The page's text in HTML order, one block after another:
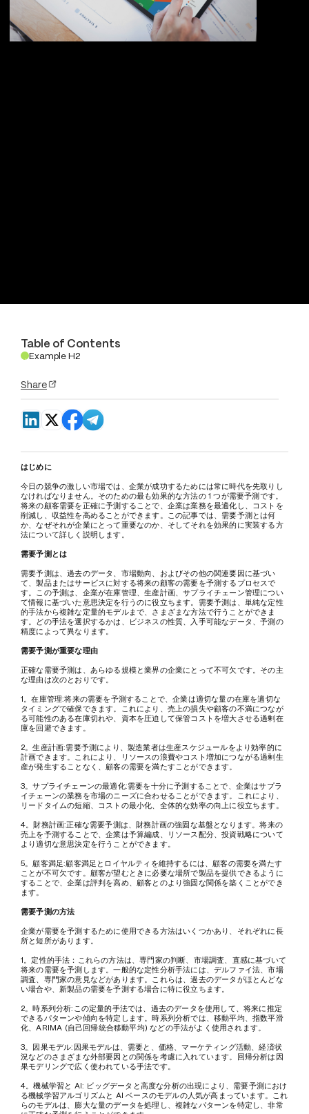
Table of Contents
.Example H2
Share
はじめに
今日の競争の激しい市場では、企業が成功するためには常に時代を先取りし
なければなりません。そのための最も効果的な方法の 1 つが需要予測です。
将来の顧客需要を正確に予測することで、企業は業務を最適化し、コストを
削減し、収益性を高めることができます。この記事では、需要予測とは何
か、なぜそれが企業にとって重要なのか、そしてそれを効果的に実装する方
法について詳しく説明します。
需要予測とは
需要予測は、過去のデータ、市場動向、およびその他の関連要因に基づい
て、製品またはサービスに対する将来の顧客の需要を予測するプロセスで
す。この予測は、企業が在庫管理、生産計画、サプライチェーン管理につい
て情報に基づいた意思決定を行うのに役立ちます。需要予測は、単純な定性
的手法から複雑な定量的モデルまで、さまざまな方法で行うことができま
す。どの手法を選択するかは、ビジネスの性質、入手可能なデータ、予測の
精度によって異なります。
需要予測が重要な理由
正確な需要予測は、あらゆる規模と業界の企業にとって不可欠です。その主
な理由は次のとおりです。
1。在庫管理:将来の需要を予測することで、企業は適切な量の在庫を適切な
タイミングで確保できます。これにより、売上の損失や顧客の不満につなが
る可能性のある在庫切れや、資本を圧迫して保管コストを増大させる過剰在
庫を回避できます。
2。生産計画:需要予測により、製造業者は生産スケジュールをより効率的に
計画できます。これにより、リソースの浪費やコスト増加につながる過剰生
産が発生することなく、顧客の需要を満たすことができます。
3。サプライチェーンの最適化:需要を十分に予測することで、企業はサプラ
イチェーンの業務を市場のニーズに合わせることができます。これにより、
リードタイムの短縮、コストの最小化、全体的な効率の向上に役立ちます。
4。財務計画:正確な需要予測は、財務計画の強固な基盤となります。将来の
売上を予測することで、企業は予算編成、リソース配分、投資戦略について
より適切な意思決定を行うことができます。
5。顧客満足:顧客満足とロイヤルティを維持するには、顧客の需要を満たす
ことが不可欠です。顧客が望むときに必要な場所で製品を提供できるように
することで、企業は評判を高め、顧客とのより強固な関係を築くことができ
ます。
需要予測の方法
企業が需要を予測するために使用できる方法はいくつかあり、それぞれに長
所と短所があります。
1。定性的手法：これらの方法は、専門家の判断、市場調査、直感に基づいて
将来の需要を予測します。一般的な定性分析手法には、デルファイ法、市場
調査、専門家の意見などがあります。これらは、過去のデータがほとんどな
い場合や、新製品の需要を予測する場合に特に役立ちます。
2。時系列分析:この定量的手法では、過去のデータを使用して、将来に推定
できるパターンや傾向を特定します。時系列分析では、移動平均、指数平滑
化、ARIMA (自己回帰統合移動平均) などの手法がよく使用されます。
3。因果モデル:因果モデルは、需要と、価格、マーケティング活動、経済状
況などのさまざまな外部要因との関係を考慮に入れています。回帰分析は因
果モデリングで広く使われている手法です。
4。機械学習と AI: ビッグデータと高度な分析の出現により、需要予測におけ
る機械学習アルゴリズムと AI ベースのモデルの人気が高まっています。これ
らのモデルは、膨大な量のデータを処理し、複雑なパターンを特定し、非常